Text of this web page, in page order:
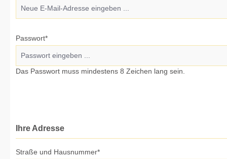
Passwort*
Das Passwort muss mindestens 8 Zeichen lang sein.
Ihre Adresse
Straße und Hausnummer*